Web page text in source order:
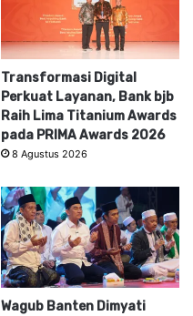
Transformasi Digital
Perkuat Layanan, Bank bjb
Raih Lima Titanium Awards
pada PRIMA Awards 2026
8 Agustus 2026
Wagub Banten Dimyati